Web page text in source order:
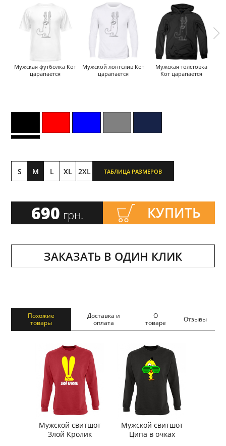
Мужская футболка Кот
царапается
Мужской лонгслив Кот
царапается
Мужская толстовка
Кот царапается
S M L XL 2XL ТАБЛИЦА РАЗМЕРОВ
690 грн. КУПИТЬ
ЗАКАЗАТЬ В ОДИН КЛИК
Похожие
товары
Доставка и
оплата
О
товаре
Отзывы
Мужской свитшот
Злой Кролик
Мужской свитшот
Ципа в очках